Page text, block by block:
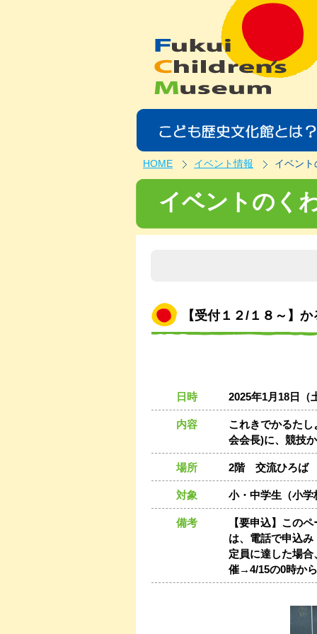
HOME イベント情報 イベン
イベントのく
【受付１２/１８～】
日時 2025年1月18日（
内容
これきでかるた
会会長)に、競技
場所 2階 交流ひろば
対象 小・中学生（小
備考
【要申込】この
は、電話で申込
定員に達した場
催→4/15の0時か